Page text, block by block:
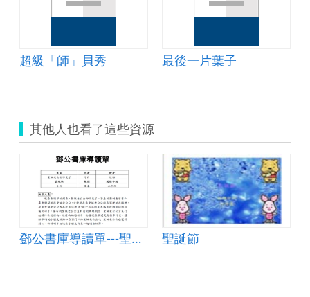
超級「師」貝秀 最後一片葉子
其他人也看了這些資源
鄧公書庫導讀單---聖誕老公公不見了 聖誕節